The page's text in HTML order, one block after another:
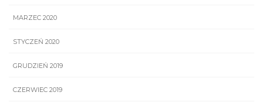
MARZEC 2020
STYCZEŃ 2020
GRUDZIEŃ 2019
CZERWIEC 2019